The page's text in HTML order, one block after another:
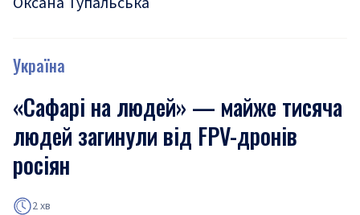
Україна
«Сафарі на людей» — майже тисяча
людей загинули від FPV-дронів
росіян
2 хв